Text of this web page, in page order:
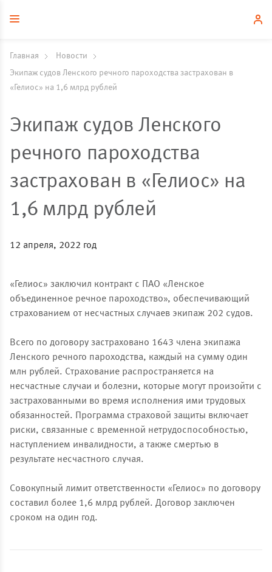
Главная
Новости
Экипаж судов Ленского речного пароходства застрахован в
«Гелиос» на 1,6 млрд рублей
Экипаж судов Ленского
речного пароходства
застрахован в «Гелиос» на
1,6 млрд рублей
12 апреля, 2022 год
«Гелиос» заключил контракт с ПАО «Ленское
объединенное речное пароходство», обеспечивающий
страхованием от несчастных случаев экипаж 202 судов.
Всего по договору застраховано 1643 члена экипажа
Ленского речного пароходства, каждый на сумму один
млн рублей. Страхование распространяется на
несчастные случаи и болезни, которые могут произойти с
застрахованными во время исполнения ими трудовых
обязанностей. Программа страховой защиты включает
риски, связанные с временной нетрудоспособностью,
наступлением инвалидности, а также смертью в
результате несчастного случая.
Совокупный лимит ответственности «Гелиос» по договору
составил более 1,6 млрд рублей. Договор заключен
сроком на один год.